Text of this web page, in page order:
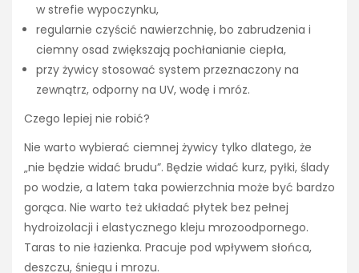
w strefie wypoczynku,
regularnie czyścić nawierzchnię, bo zabrudzenia i
ciemny osad zwiększają pochłanianie ciepła,
przy żywicy stosować system przeznaczony na
zewnątrz, odporny na UV, wodę i mróz.
Czego lepiej nie robić?
Nie warto wybierać ciemnej żywicy tylko dlatego, że
„nie będzie widać brudu”. Będzie widać kurz, pyłki, ślady
po wodzie, a latem taka powierzchnia może być bardzo
gorąca. Nie warto też układać płytek bez pełnej
hydroizolacji i elastycznego kleju mrozoodpornego.
Taras to nie łazienka. Pracuje pod wpływem słońca,
deszczu, śniegu i mrozu.